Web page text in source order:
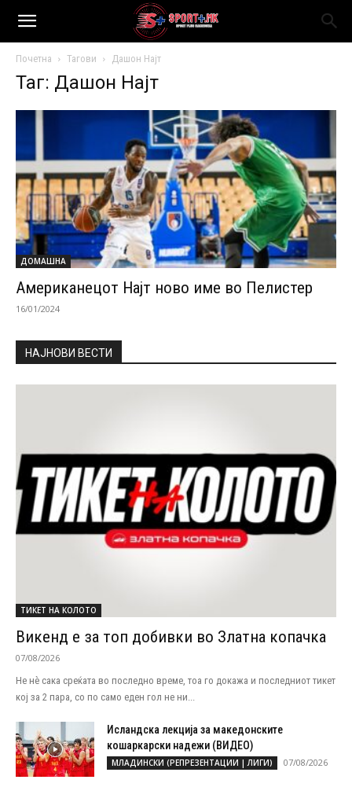
Почетна Тагови Дашон Најт
Таг: Дашон Најт
ДОМАШНА
Американецот Најт ново име во Пелистер
16/01/2024
НАЈНОВИ ВЕСТИ
ТИКЕТ НА КОЛОТО
Викенд е за топ добивки во Златна копачка
07/08/2026
Не нѐ сака среќата во последно време, тоа го докажа и последниот тикет
кој за 2 пара, со по само еден гол не ни...
Исландска лекција за македонските
кошаркарски надежи (ВИДЕО)
МЛАДИНСКИ (РЕПРЕЗЕНТАЦИИ | ЛИГИ) 07/08/2026